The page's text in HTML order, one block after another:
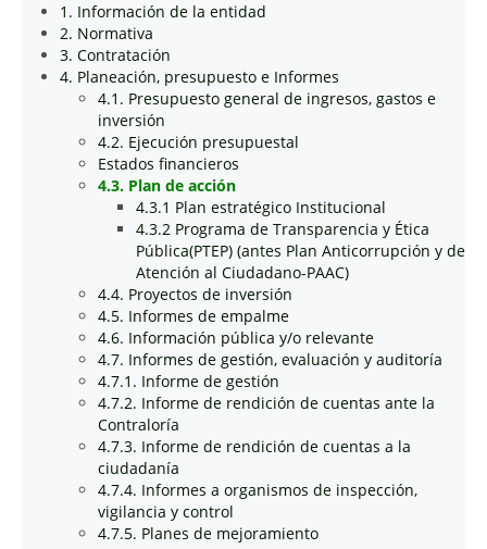
1. Información de la entidad
2. Normativa
3. Contratación
4. Planeación, presupuesto e Informes
4.1. Presupuesto general de ingresos, gastos e
inversión
4.2. Ejecución presupuestal
Estados financieros
4.3. Plan de acción
4.3.1 Plan estratégico Institucional
4.3.2 Programa de Transparencia y Ética
Pública(PTEP) (antes Plan Anticorrupción y de
Atención al Ciudadano-PAAC)
4.4. Proyectos de inversión
4.5. Informes de empalme
4.6. Información pública y/o relevante
4.7. Informes de gestión, evaluación y auditoría
4.7.1. Informe de gestión
4.7.2. Informe de rendición de cuentas ante la
Contraloría
4.7.3. Informe de rendición de cuentas a la
ciudadanía
4.7.4. Informes a organismos de inspección,
vigilancia y control
4.7.5. Planes de mejoramiento